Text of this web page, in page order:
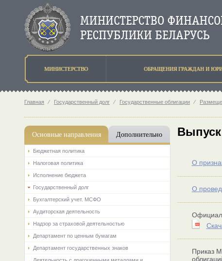
МИНИСТЕРСТВО ОБРАЩЕНИЯ ГРАЖДАН И
Главная ⁄ Государственный долг ⁄ Государственные облигации ⁄
Основные направления Дополнительно
Бюджетная политика
Налоговая политика
Исполнение бюджета
Государственный долг
Бухгалтерский учет. МСФО
Аудиторская деятельность
Надзор за страховой деятельностью
Департамент по ценным бумагам
Департамент государственных знаков
О
О
Приказ